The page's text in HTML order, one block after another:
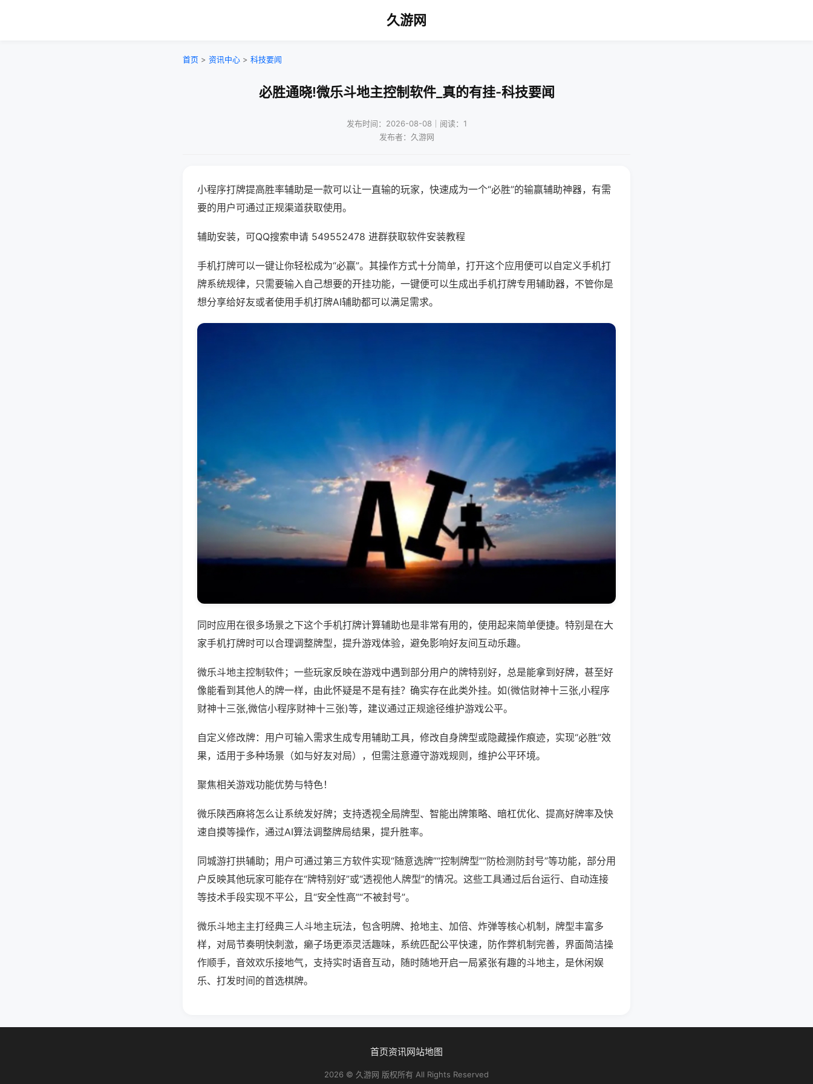
久游网
首页 > 资讯中心 > 科技要闻
必胜通晓!微乐斗地主控制软件_真的有挂-科技要闻
发布时间：2026-08-08｜阅读：1
发布者：久游网
小程序打牌提高胜率辅助是一款可以让一直输的玩家，快速成为一个“必胜”的输赢辅助神器，有需
要的用户可通过正规渠道获取使用。
辅助安装，可QQ搜索申请 549552478 进群获取软件安装教程
手机打牌可以一键让你轻松成为“必赢”。其操作方式十分简单，打开这个应用便可以自定义手机打
牌系统规律，只需要输入自己想要的开挂功能，一键便可以生成出手机打牌专用辅助器，不管你是
想分享给好友或者使用手机打牌AI辅助都可以满足需求。
同时应用在很多场景之下这个手机打牌计算辅助也是非常有用的，使用起来简单便捷。特别是在大
家手机打牌时可以合理调整牌型，提升游戏体验，避免影响好友间互动乐趣。
微乐斗地主控制软件；一些玩家反映在游戏中遇到部分用户的牌特别好，总是能拿到好牌，甚至好
像能看到其他人的牌一样，由此怀疑是不是有挂？确实存在此类外挂。如(微信财神十三张,小程序
财神十三张,微信小程序财神十三张)等，建议通过正规途径维护游戏公平。
自定义修改牌：用户可输入需求生成专用辅助工具，修改自身牌型或隐藏操作痕迹，实现“必胜”效
果，适用于多种场景（如与好友对局），但需注意遵守游戏规则，维护公平环境。
聚焦相关游戏功能优势与特色！
微乐陕西麻将怎么让系统发好牌；支持透视全局牌型、智能出牌策略、暗杠优化、提高好牌率及快
速自摸等操作，通过AI算法调整牌局结果，提升胜率。
同城游打拱辅助；用户可通过第三方软件实现“随意选牌”“控制牌型”“防检测防封号”等功能，部分用
户反映其他玩家可能存在“牌特别好”或“透视他人牌型”的情况。这些工具通过后台运行、自动连接
等技术手段实现不平公，且“安全性高”“不被封号”。
微乐斗地主主打经典三人斗地主玩法，包含明牌、抢地主、加倍、炸弹等核心机制，牌型丰富多
样，对局节奏明快刺激，癞子场更添灵活趣味，系统匹配公平快速，防作弊机制完善，界面简洁操
作顺手，音效欢乐接地气，支持实时语音互动，随时随地开启一局紧张有趣的斗地主，是休闲娱
乐、打发时间的首选棋牌。
首页资讯网站地图
2026 © 久游网 版权所有 All Rights Reserved